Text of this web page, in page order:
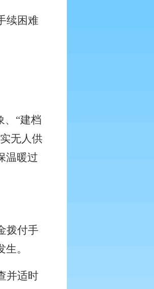
续困难
、“建档
无人供
温暖过
拨付手
。
并适时